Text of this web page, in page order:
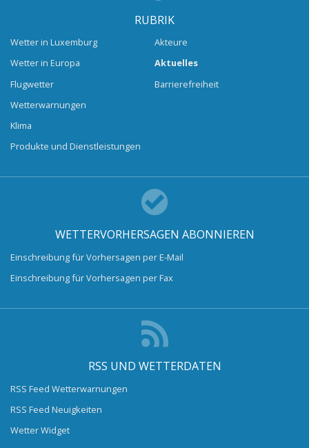
RUBRIK
Wetter in Luxemburg
Wetter in Europa
Flugwetter
Wetterwarnungen
Klima
Produkte und Dienstleistungen
Akteure
Aktuelles
Barrierefreiheit
WETTERVORHERSAGEN ABONNIEREN
Einschreibung für Vorhersagen per E-Mail
Einschreibung für Vorhersagen per Fax
RSS UND WETTERDATEN
RSS Feed Wetterwarnungen
RSS Feed Neuigkeiten
Wetter Widget